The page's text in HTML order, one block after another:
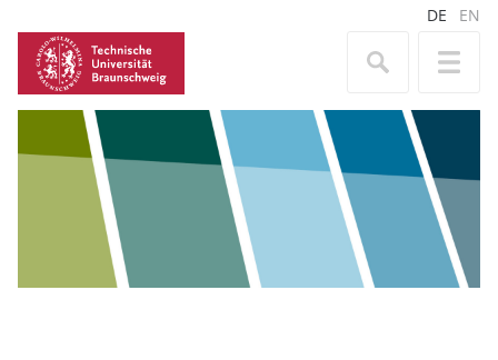
DE EN